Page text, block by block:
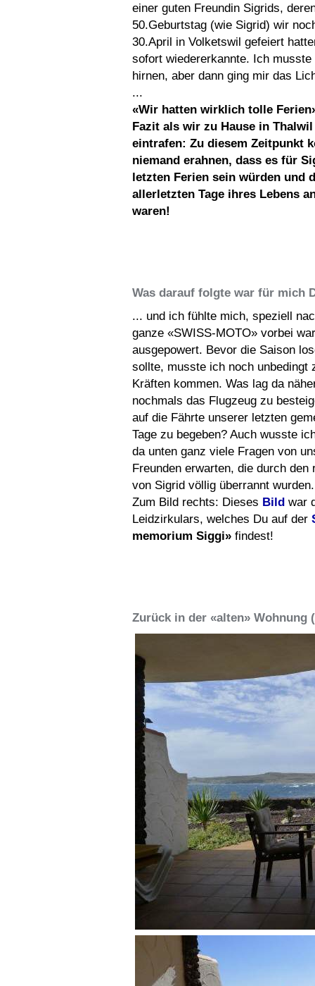
einer guten Freundin Sigrids,
50.Geburtstag (wie Sigrid) wir
30.April in Volketswil gefeiert
sofort wiedererkannte. Ich musste
hirnen, aber dann ging mir das
...
«Wir hatten wirklich tolle
Fazit als wir zu Hause in Thalwil
eintrafen: Zu diesem Zeitpunkt
niemand erahnen, dass es für
letzten Ferien sein würden und
allerletzten Tage ihres Lebens
waren!
Was darauf folgte war für mich
... und ich fühlte mich, speziell
ganze «SWISS-MOTO» vorbei
ausgepowert. Bevor die Saison
sollte, musste ich noch unbedingt
Kräften kommen. Was lag da
nochmals das Flugzeug zu
auf die Fährte unserer letzten
Tage zu begeben? Auch wusste
da unten ganz viele Fragen von
Freunden erwarten, die durch den
von Sigrid völlig überrannt wurden.
Zum Bild rechts: Dieses Bild war
Leidzirkulars, welches Du auf der
memorium Siggi» findest!
Zurück in der «alten» Wohnung